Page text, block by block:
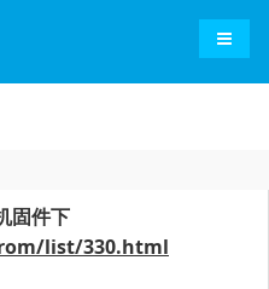
导航
固件下
list/330.html